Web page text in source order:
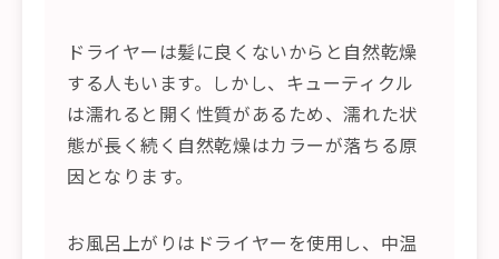
ドライヤーは髪に良くないからと自然乾燥
する人もいます。しかし、キューティクル
は濡れると開く性質があるため、濡れた状
態が長く続く自然乾燥はカラーが落ちる原
因となります。
お風呂上がりはドライヤーを使用し、中温